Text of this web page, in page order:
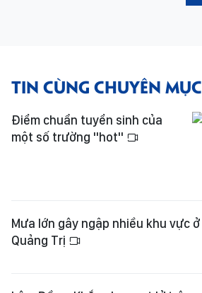
TIN CÙNG CHUYÊN MỤC
Điểm chuẩn tuyển sinh của
một số trường "hot"
Mưa lớn gây ngập nhiều khu vực ở
Quảng Trị